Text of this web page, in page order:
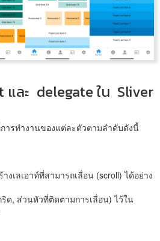
และ delegate ใน Sliver
ารทำงานของแต่ละตัวตามลำดับดังนี้
งเลเอาท์ที่สามารถเลื่อน (scroll) ได้อย่าง
ด, ส่วนหัวที่ติดตามการเลื่อน) ไว้ใน